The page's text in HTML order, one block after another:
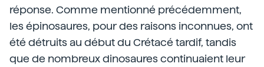
réponse. Comme mentionné précédemment,
les épinosaures, pour des raisons inconnues, ont
été détruits au début du Crétacé tardif, tandis
que de nombreux dinosaures continuaient leur